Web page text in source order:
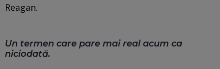
Reagan.
Un termen care pare mai real acum ca
niciodată.